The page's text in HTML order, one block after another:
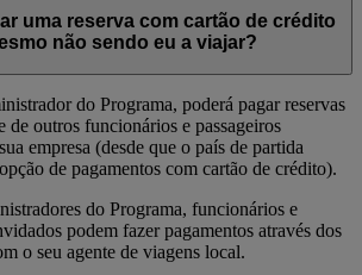
uma reserva com cartão de crédito
não sendo eu a viajar?
do Programa, poderá pagar reservas
de outros funcionários e passageiros
empresa (desde que o país de partida
de pagamentos com cartão de crédito).
do Programa, funcionários e
podem fazer pagamentos através dos
o seu agente de viagens local.